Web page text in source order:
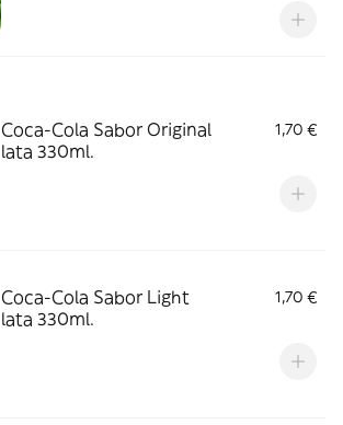
Coca-Cola Sabor Original
lata 330ml.
1,70 €
Coca-Cola Sabor Light
lata 330ml.
1,70 €